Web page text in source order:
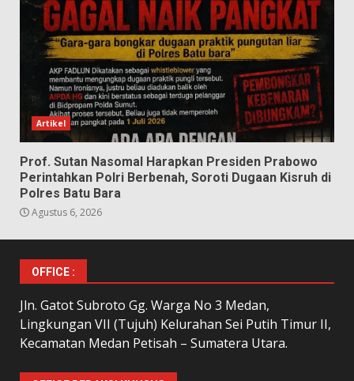
Artikel
Prof. Sutan Nasomal Harapkan Presiden Prabowo
Perintahkan Polri Berbenah, Soroti Dugaan Kisruh di
Polres Batu Bara
Agustus 6, 2026
OFFICE :
Jln. Gatot Subroto Gg. Warga No 3 Medan,
Lingkungan VII (Tujuh) Kelurahan Sei Putih Timur II,
Kecamatan Medan Petisah – Sumatera Utara.